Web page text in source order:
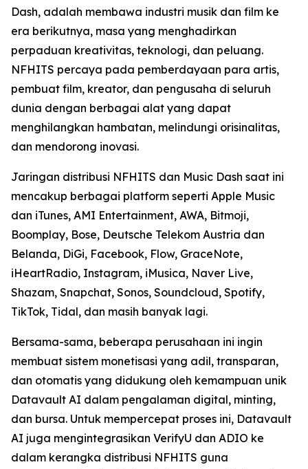
Dash, adalah membawa industri musik dan film ke
era berikutnya, masa yang menghadirkan
perpaduan kreativitas, teknologi, dan peluang.
NFHITS percaya pada pemberdayaan para artis,
pembuat film, kreator, dan pengusaha di seluruh
dunia dengan berbagai alat yang dapat
menghilangkan hambatan, melindungi orisinalitas,
dan mendorong inovasi.
Jaringan distribusi NFHITS dan Music Dash saat ini
mencakup berbagai platform seperti Apple Music
dan iTunes, AMI Entertainment, AWA, Bitmoji,
Boomplay, Bose, Deutsche Telekom Austria dan
Belanda, DiGi, Facebook, Flow, GraceNote,
iHeartRadio, Instagram, iMusica, Naver Live,
Shazam, Snapchat, Sonos, Soundcloud, Spotify,
TikTok, Tidal, dan masih banyak lagi.
Bersama-sama, beberapa perusahaan ini ingin
membuat sistem monetisasi yang adil, transparan,
dan otomatis yang didukung oleh kemampuan unik
Datavault AI dalam pengalaman digital, minting,
dan bursa. Untuk mempercepat proses ini, Datavault
AI juga mengintegrasikan VerifyU dan ADIO ke
dalam kerangka distribusi NFHITS guna